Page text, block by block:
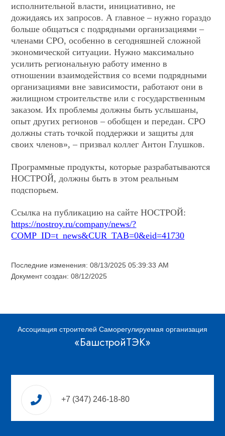
исполнительной власти, инициативно, не
дожидаясь их запросов. А главное – нужно гораздо
больше общаться с подрядными организациями –
членами СРО, особенно в сегодняшней сложной
экономической ситуации. Нужно максимально
усилить региональную работу именно в
отношении взаимодействия со всеми подрядными
организациями вне зависимости, работают они в
жилищном строительстве или с государственным
заказом. Их проблемы должны быть услышаны,
опыт других регионов – обобщен и передан. СРО
должны стать точкой поддержки и защиты для
своих членов», – призвал коллег Антон Глушков.
Программные продукты, которые разрабатываются
НОСТРОЙ, должны быть в этом реальным
подспорьем.
Ссылка на публикацию на сайте НОСТРОЙ:
https://nostroy.ru/company/news/?
COMP_ID=t_news&CUR_TAB=0&eid=41730
Последние изменения: 08/13/2025 05:39:33 AM
Документ создан: 08/12/2025
Ассоциация строителей Саморегулируемая организация
«БашстройТЭК»
+7 (347) 246-18-80